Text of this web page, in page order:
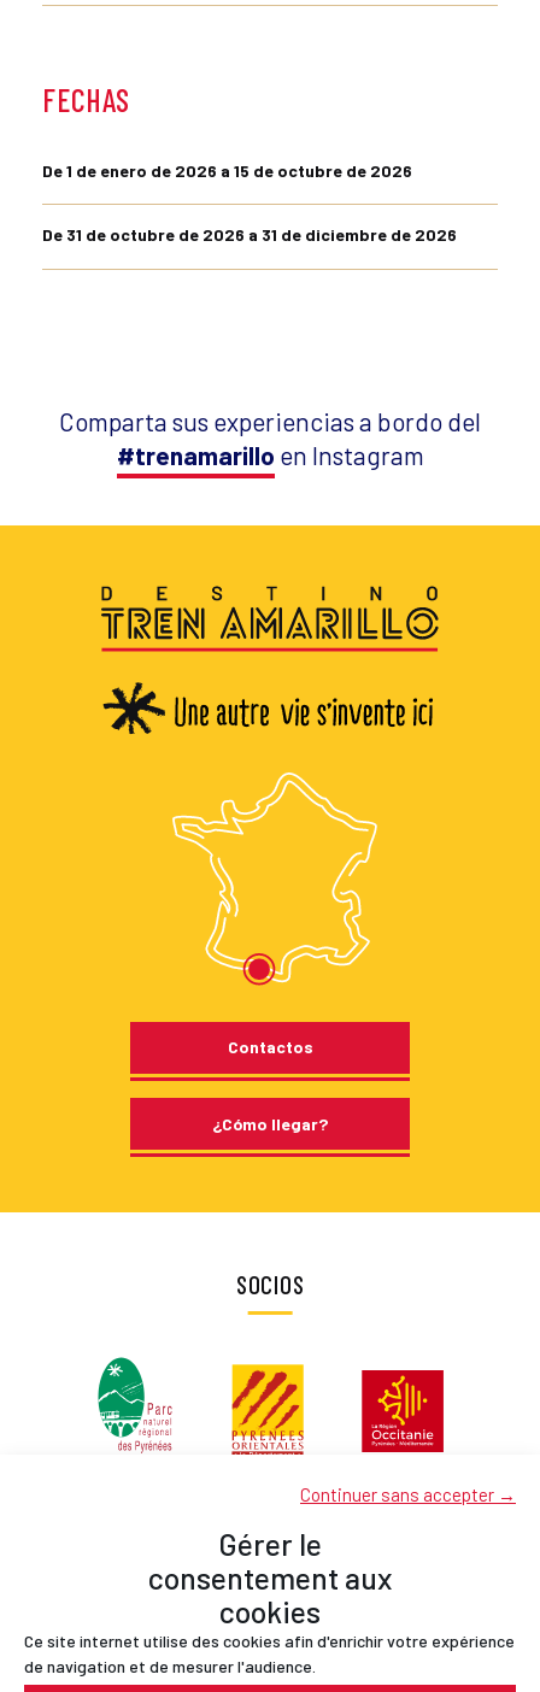
Gérer le
consentement aux
cookies
Ce site internet utilise des cookies afin d'enrichir votre expérience
de navigation et de mesurer l'audience.
Continuer sans accepter →
FECHAS
De 1 de enero de 2026 a 15 de octubre de 2026
De 31 de octubre de 2026 a 31 de diciembre de 2026
Comparta sus experiencias a bordo del
#trenamarillo en Instagram
Contactos
¿Cómo llegar?
SOCIOS
Socios
Contactos